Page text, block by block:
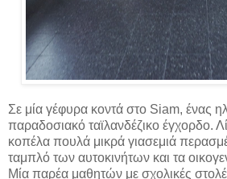
Σε μία γέφυρα κοντά στο Siam, ένας
παραδοσιακό ταϊλανδέζικο έγχορδο.
κοπέλα πουλά μικρά γιασεμιά
ταμπλό των αυτοκινήτων και τα
Μία παρέα μαθητών με σχολικές